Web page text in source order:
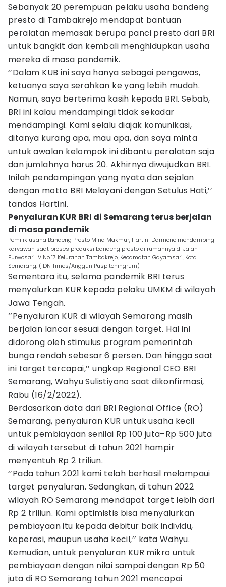
Sebanyak 20 perempuan pelaku usaha bandeng
presto di Tambakrejo mendapat bantuan
peralatan memasak berupa panci presto dari BRI
untuk bangkit dan kembali menghidupkan usaha
mereka di masa pandemik.
‘’Dalam KUB ini saya hanya sebagai pengawas,
ketuanya saya serahkan ke yang lebih mudah.
Namun, saya berterima kasih kepada BRI. Sebab,
BRI ini kalau mendampingi tidak sekadar
mendampingi. Kami selalu diajak komunikasi,
ditanya kurang apa, mau apa, dan saya minta
untuk awalan kelompok ini dibantu peralatan saja
dan jumlahnya harus 20. Akhirnya diwujudkan BRI.
Inilah pendampingan yang nyata dan sejalan
dengan motto BRI Melayani dengan Setulus Hati,’’
tandas Hartini.
Penyaluran KUR BRI di Semarang terus berjalan
di masa pandemik
Pemilik usaha Bandeng Presto Mina Makmur, Hartini Darmono mendampingi
karyawan saat proses produksi bandeng presto di rumahnya di Jalan
Purwosari IV No 17 Kelurahan Tambakrejo, Kecamatan Gayamsari, Kota
Semarang. (IDN Times/Anggun Puspitoningrum)
Sementara itu, selama pandemik BRI terus
menyalurkan KUR kepada pelaku UMKM di wilayah
Jawa Tengah.
‘’Penyaluran KUR di wilayah Semarang masih
berjalan lancar sesuai dengan target. Hal ini
didorong oleh stimulus program pemerintah
bunga rendah sebesar 6 persen. Dan hingga saat
ini target tercapai,’’ ungkap Regional CEO BRI
Semarang, Wahyu Sulistiyono saat dikonfirmasi,
Rabu (16/2/2022).
Berdasarkan data dari BRI Regional Office (RO)
Semarang, penyaluran KUR untuk usaha kecil
untuk pembiayaan senilai Rp 100 juta–Rp 500 juta
di wilayah tersebut di tahun 2021 hampir
menyentuh Rp 2 triliun.
‘’Pada tahun 2021 kami telah berhasil melampaui
target penyaluran. Sedangkan, di tahun 2022
wilayah RO Semarang mendapat target lebih dari
Rp 2 triliun. Kami optimistis bisa menyalurkan
pembiayaan itu kepada debitur baik individu,
koperasi, maupun usaha kecil,’’ kata Wahyu.
Kemudian, untuk penyaluran KUR mikro untuk
pembiayaan dengan nilai sampai dengan Rp 50
juta di RO Semarang tahun 2021 mencapai